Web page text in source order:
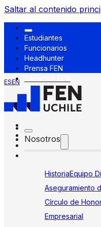
Saltar al contenido
Estudiantes
Funcionarios
Headhunter
Prensa FEN
ESEN
Nosotros
HistoriaEquipo
Aseguramiento
Círculo de
Empresarial